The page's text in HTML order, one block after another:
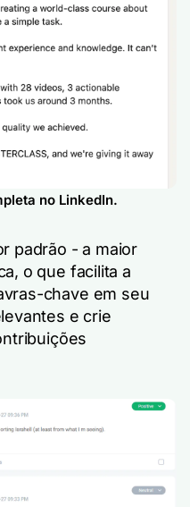
no LinkedIn.
padrão - a maior
o que facilita a
chave em seu
e crie